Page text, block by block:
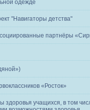
одежде
"Навигаторы детства"
партнёры
«Росток»
здоровья учащихся, в том